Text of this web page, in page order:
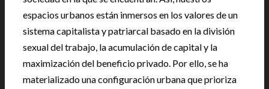
espacios urbanos están inmersos en los valores de un
sistema capitalista y patriarcal basado en la división
sexual del trabajo, la acumulación de capital y la
maximización del beneficio privado. Por ello, se ha
materializado una configuración urbana que prioriza